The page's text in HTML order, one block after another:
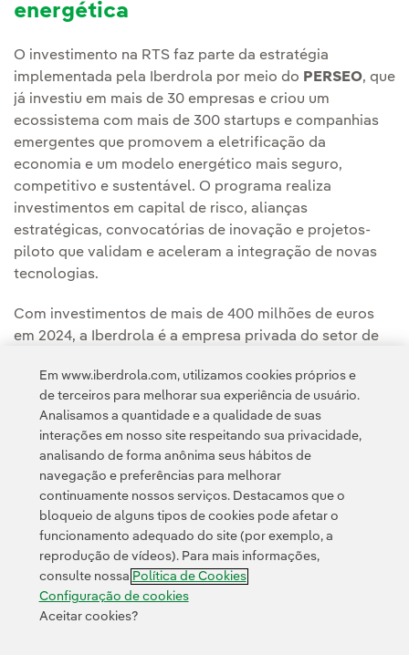
energética
O investimento na RTS faz parte da estratégia
implementada pela Iberdrola por meio do PERSEO, que
já investiu em mais de 30 empresas e criou um
ecossistema com mais de 300 startups e companhias
emergentes que promovem a eletrificação da
economia e um modelo energético mais seguro,
competitivo e sustentável. O programa realiza
investimentos em capital de risco, alianças
estratégicas, convocatórias de inovação e projetos-
piloto que validam e aceleram a integração de novas
tecnologias.
Com investimentos de mais de 400 milhões de euros
em 2024, a Iberdrola é a empresa privada do setor de
a Comissão Europeia.O Grupo prevê investir 1,6
bilhão nessa área entre 2025 e 2028.
Contato Clientes Política de Privacidade Informação legal
Transparência no uso da IA Política de cookies
Acessibilidade
Em www.iberdrola.com, utilizamos cookies próprios e
de terceiros para melhorar sua experiência de usuário.
Analisamos a quantidade e a qualidade de suas
interações em nosso site respeitando sua privacidade,
analisando de forma anônima seus hábitos de
navegação e preferências para melhorar
continuamente nossos serviços. Destacamos que o
bloqueio de alguns tipos de cookies pode afetar o
funcionamento adequado do site (por exemplo, a
reprodução de vídeos). Para mais informações,
consulte nossa Política de Cookies
Configuração de cookies
Aceitar cookies?